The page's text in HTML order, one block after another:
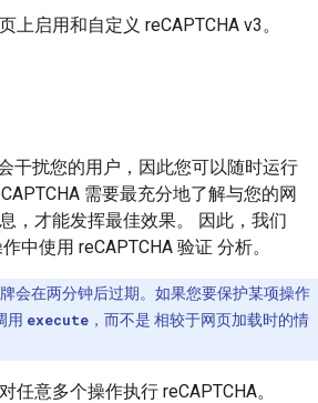
上启用和自定义 reCAPTCHA v3。
干扰您的用户，因此您可以随时运行
需要最充分地了解与您的网
，才能发挥最佳效果。 因此，我们
中使用 reCAPTCHA 验证 分析。
会在两分钟后过期。如果您要保护某项操作
用 execute ，而不是 相较于网页加载时的情
任意多个操作执行 reCAPTCHA。